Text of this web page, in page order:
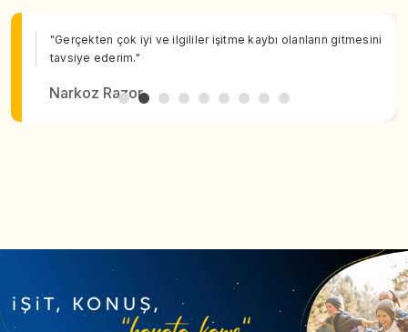
"Gerçekten çok iyi ve ilgililer işitme kaybı olanların gitmesini
tavsiye ederim."
Narkoz Razor